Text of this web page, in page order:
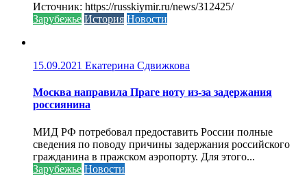
Источник: https://russkiymir.ru/news/312425/
Зарубежье История Новости
15.09.2021 Екатерина Сдвижкова
Москва направила Праге ноту из-за задержания
россиянина
МИД РФ потребовал предоставить России полные
сведения по поводу причины задержания российского
гражданина в пражском аэропорту. Для этого...
Зарубежье Новости